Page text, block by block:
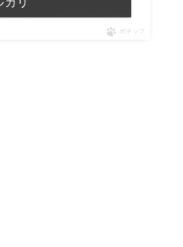
ポチップ